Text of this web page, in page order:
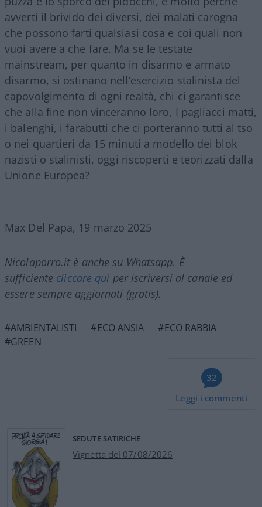
avverti il brivido dei diversi, dei malati carogna
che possono farti qualsiasi cosa e coi quali non
vuoi avere a che fare. Ma se le testate
mainstream, per quanto in disarmo e armato
disarmo, si ostinano nell’esercizio stalinista del
capovolgimento di ogni realtà, chi ci garantisce
che alla fine non vinceranno loro, I pagliacci matti,
i balenghi, i farabutti che ci porteranno tutti al tso
o nei quartieri da 15 minuti a modello dei blok
nazisti o stalinisti, oggi riscoperti e teorizzati dalla
Unione Europea?
Max Del Papa, 19 marzo 2025
Nicolaporro.it è anche su Whatsapp. È
sufficiente cliccare qui per iscriversi al canale ed
essere sempre aggiornati (gratis).
#AMBIENTALISTI #ECO ANSIA
#ECO RABBIA
#GREEN
32
Leggi i commenti
SEDUTE SATIRICHE
Vignetta del 07/08/2026